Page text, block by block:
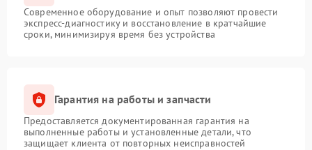
Современное оборудование и опыт позволяют провести
экспресс-диагностику и восстановление в кратчайшие
сроки, минимизируя время без устройства
Гарантия на работы и запчасти
Предоставляется документированная гарантия на
выполненные работы и установленные детали, что
защищает клиента от повторных неисправностей